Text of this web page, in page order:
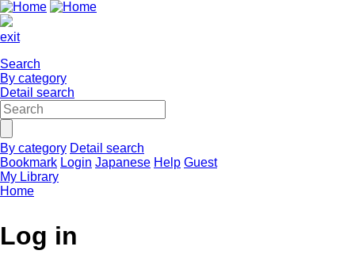
exit
Search
By category
Detail search
By category Detail search
Bookmark Login Japanese Help Guest
My Library
Home
Log in